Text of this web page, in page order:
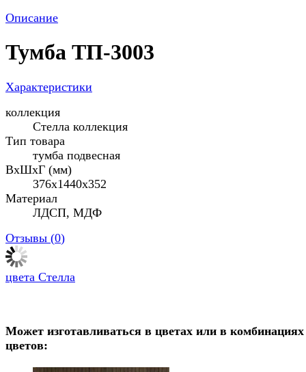
Описание
Тумба ТП-3003
Характеристики
коллекция
Стелла коллекция
Тип товара
тумба подвесная
ВхШхГ (мм)
376x1440x352
Материал
ЛДСП, МДФ
Отзывы (0)
цвета Стелла
Может изготавливаться в цветах или в комбинациях
цветов: